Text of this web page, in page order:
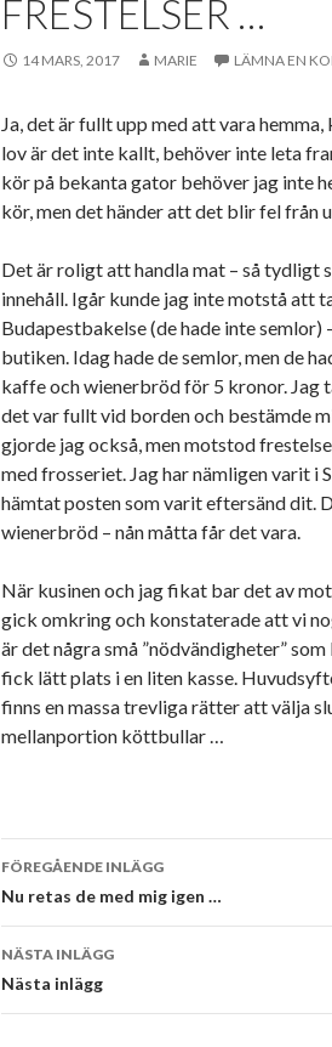
FRESTELSER …
14 MARS, 2017 MARIE LÄMNA EN
Ja, det är fullt upp med att vara
lov är det inte kallt, behöver inte leta
kör på bekanta gator behöver jag inte
kör, men det händer att det blir fel från
Det är roligt att handla mat – så tydligt
innehåll. Igår kunde jag inte motstå att
Budapestbakelse (de hade inte
butiken. Idag hade de semlor, men de
kaffe och wienerbröd för 5 kronor. Jag
det var fullt vid borden och bestämde
gjorde jag också, men motstod
med frosseriet. Jag har nämligen varit i
hämtat posten som varit eftersänd dit.
wienerbröd – nån måtta får det vara.
När kusinen och jag fikat bar det av
gick omkring och konstaterade att vi
är det några små ”nödvändigheter”
fick lätt plats i en liten kasse.
finns en massa trevliga rätter att välja
mellanportion köttbullar …
Inläggsnavigering
FÖREGÅENDE INLÄGG
Nu retas de med mig igen …
NÄSTA INLÄGG
Nästa inlägg